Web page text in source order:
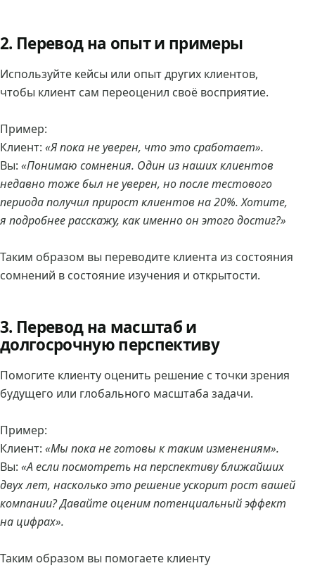
2. Перевод на опыт и примеры
Используйте кейсы или опыт других клиентов,
чтобы клиент сам переоценил своё восприятие.
Пример:
Клиент: «Я пока не уверен, что это сработает».
Вы: «Понимаю сомнения. Один из наших клиентов
недавно тоже был не уверен, но после тестового
периода получил прирост клиентов на 20%. Хотите,
я подробнее расскажу, как именно он этого достиг?»
Таким образом вы переводите клиента из состояния
сомнений в состояние изучения и открытости.
3. Перевод на масштаб и
долгосрочную перспективу
Помогите клиенту оценить решение с точки зрения
будущего или глобального масштаба задачи.
Пример:
Клиент: «Мы пока не готовы к таким изменениям».
Вы: «А если посмотреть на перспективу ближайших
двух лет, насколько это решение ускорит рост вашей
компании? Давайте оценим потенциальный эффект
на цифрах».
Таким образом вы помогаете клиенту